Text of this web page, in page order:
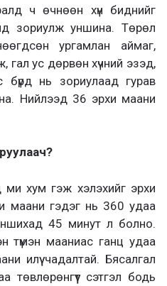
ч өчнөөн хүн биднийг
зориулж уншина. Төрөл
ургамлан аймаг,
гал ус дөрвөн хүчний эзэд,
бүрд нь зориулаад гурав
Нийлээд 36 эрхи маани
хум гэж хэлэхийг эрхи
маани гэдэг нь 360 удаа
45 минут л болно.
түмэн мааниас ганц удаа
илүү чадалтай. Бясалгал
сэтгэл бодь